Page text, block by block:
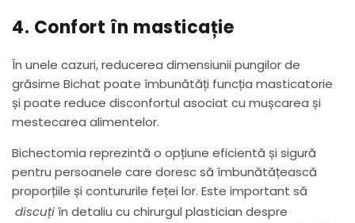
4. Confort în masticație
În unele cazuri, reducerea dimensiunii pungilor de
grăsime Bichat poate îmbunătăți funcția masticatorie
și poate reduce disconfortul asociat cu mușcarea și
mestecarea alimentelor.
Bichectomia reprezintă o opțiune eficientă și sigură
pentru persoanele care doresc să îmbunătățească
proporțiile și contururile feței lor. Este important să
discuțiîn detaliu cu chirurgul plastician despre